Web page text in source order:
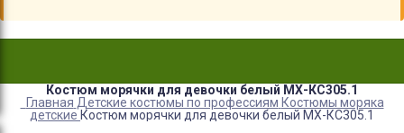
Костюм морячки для девочки белый МХ-КС305.1
Главная Детские костюмы по профессиям Костюмы моряка
детские Костюм морячки для девочки белый МХ-КС305.1